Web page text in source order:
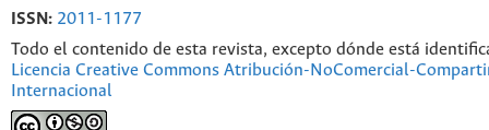
ISSN: 2011-1177
Todo el contenido de esta revista, excepto dónde está
Licencia Creative Commons Atribución-NoComercial-
Internacional